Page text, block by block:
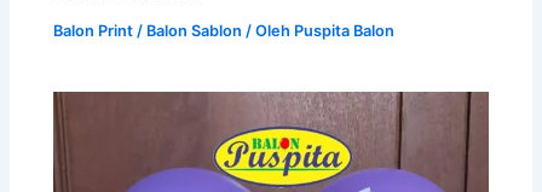
Balon Print / Balon Sablon / Oleh Puspita Balon